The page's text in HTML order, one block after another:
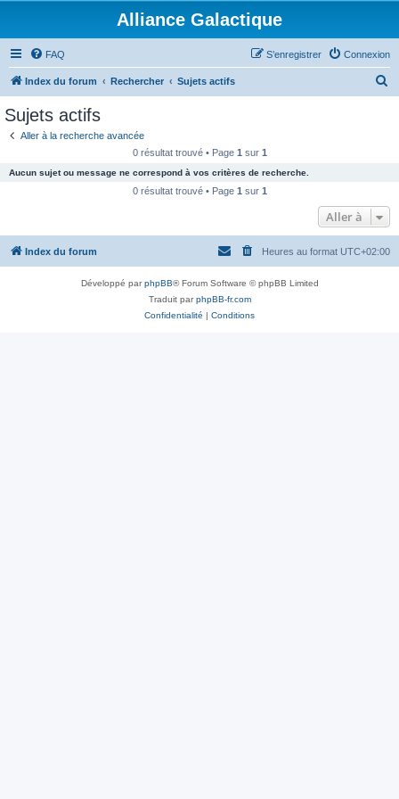
Alliance Galactique
FAQ Connexion
S’enregistrer
Index du forum Rechercher Sujets actifs
c
e
Sujets actifs
Aller à la recherche avancée
0 résultat trouvé • Page 1 sur 1
Aucun sujet ou message ne correspond à vos critères de recherche.
0 résultat trouvé • Page 1 sur 1
Aller à
Index du forum Heures au format UTC+02:00
Développé parphpBB® Forum Software © phpBB Limited
Traduit parphpBB-fr.com
Confidentialité | Conditions